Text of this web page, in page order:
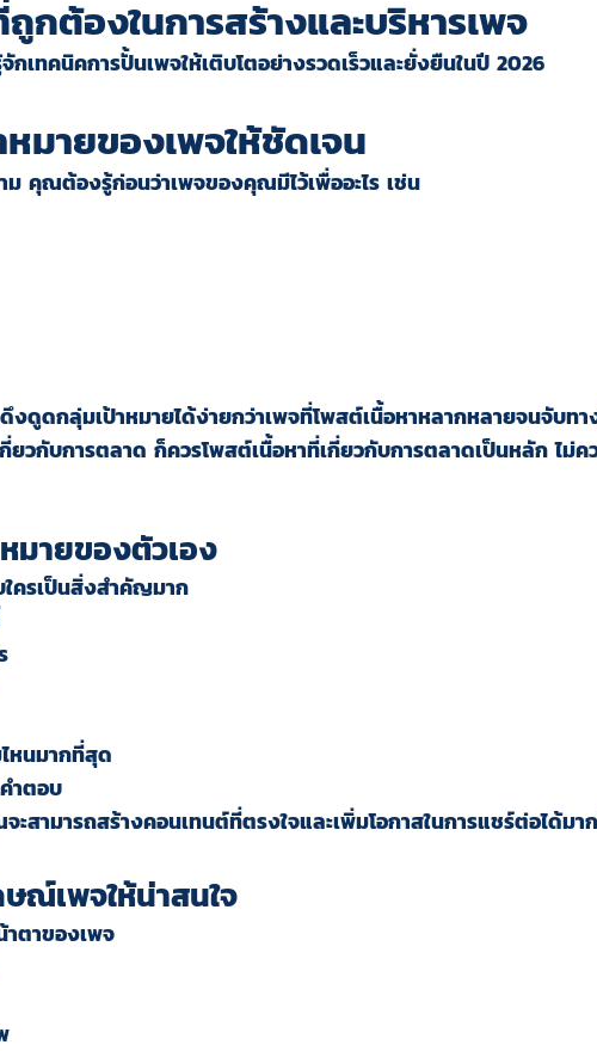
กต้องในการสร้างและบริหารเพจ
เทคนิคการปั้นเพจให้เติบโตอย่างรวดเร็วและยั่งยืนในปี 2026
มายของเพจให้ชัดเจน
ม คุณต้องรู้ก่อนว่าเพจของคุณมีไว้เพื่ออะไร เช่น
งดูดกลุ่มเป้าหมายได้ง่ายกว่าเพจที่โพสต์เนื้อหาหลากหลายจนจับทา
ยวกับการตลาด ก็ควรโพสต์เนื้อหาที่เกี่ยวกับการตลาดเป็นหลัก ไม่
มายของตัวเอง
ใครเป็นสิ่งสำคัญมาก
หนมากที่สุด
ำตอบ
ะสามารถสร้างคอนเทนต์ที่ตรงใจและเพิ่มโอกาสในการแชร์ต่อได้มา
ณ์เพจให้น่าสนใจ
ตาของเพจ